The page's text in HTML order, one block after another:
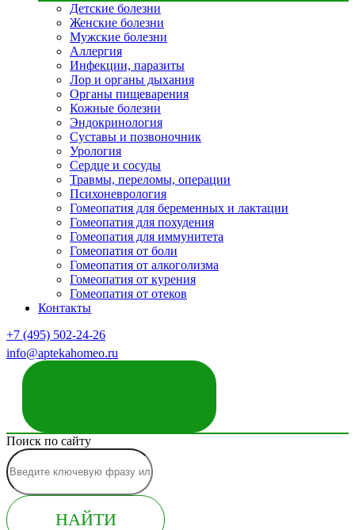
Детские болезни
Женские болезни
Мужские болезни
Аллергия
Инфекции, паразиты
Лор и органы дыхания
Органы пищеварения
Кожные болезни
Эндокринология
Суставы и позвоночник
Урология
Сердце и сосуды
Травмы, переломы, операции
Психоневрология
Гомеопатия для беременных и лактации
Гомеопатия для похудения
Гомеопатия для иммунитета
Гомеопатия от боли
Гомеопатия от алкоголизма
Гомеопатия от курения
Гомеопатия от отеков
Контакты
+7 (495) 502-24-26
info@aptekahomeo.ru
Поиск по сайту
НАЙТИ